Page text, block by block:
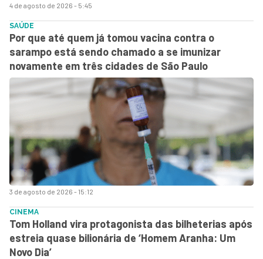
4 de agosto de 2026 - 5:45
3 de agosto de 2026 - 15:12
SAÚDE
Por que até quem já tomou vacina contra o
sarampo está sendo chamado a se imunizar
novamente em três cidades de São Paulo
CINEMA
Tom Holland vira protagonista das bilheterias após
estreia quase bilionária de ‘Homem Aranha: Um
Novo Dia’